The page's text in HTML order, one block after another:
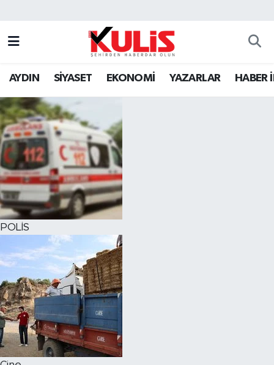
AYDIN SİYASET EKONOMİ YAZARLAR HABER
POLİS